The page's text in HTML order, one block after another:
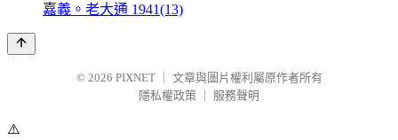
嘉義。老大通 1941(13)
© 2026 PIXNET
文章與圖片權利屬原作者所有
隱私權政策
服務聲明
⚠️